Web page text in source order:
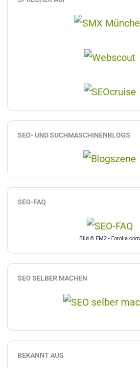
SEO- UND SUCHMASCHINENBLOGS
SEO-FAQ
Bild © FM2 - Fotolia.com
SEO SELBER MACHEN
BEKANNT AUS